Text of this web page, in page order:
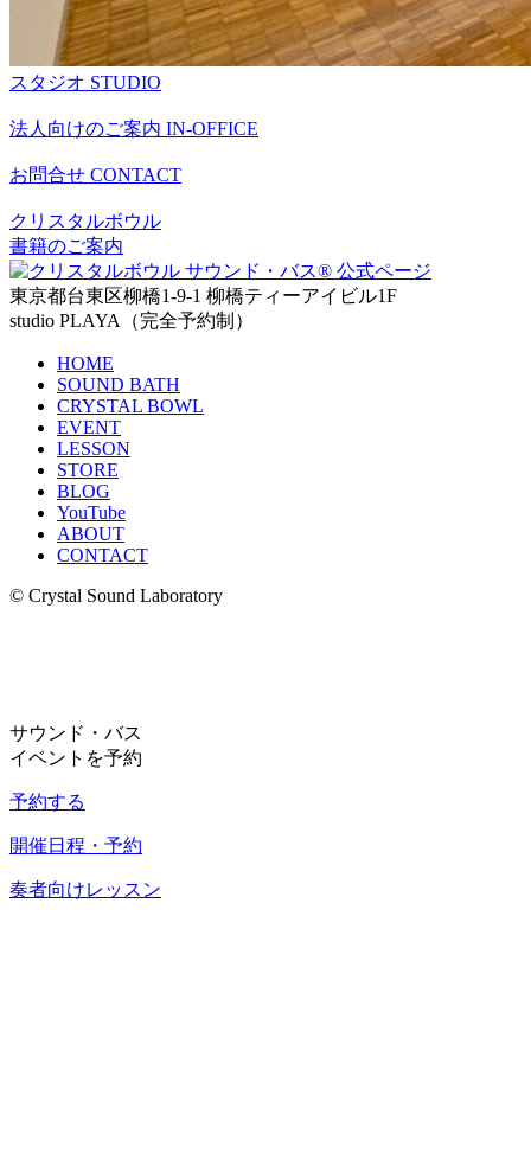
スタジオ STUDIO
法人向けのご案内 IN-OFFICE
お問合せ CONTACT
クリスタルボウル
書籍のご案内
東京都台東区柳橋1-9-1 柳橋ティーアイビル1F
studio PLAYA（完全予約制）
HOME
SOUND BATH
CRYSTAL BOWL
EVENT
LESSON
STORE
BLOG
YouTube
ABOUT
CONTACT
© Crystal Sound Laboratory
サウンド・バス
イベントを予約
予約する
開催日程・予約
奏者向けレッスン